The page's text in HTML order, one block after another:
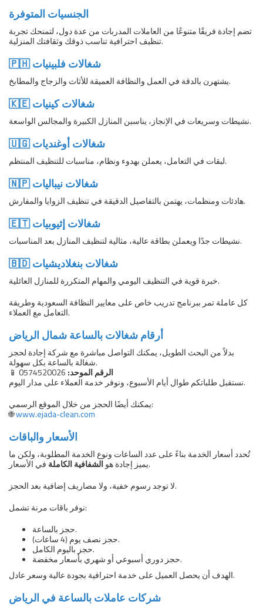
الجنسيات المتوفرة
تضم إجادة فريقًا متنوعًا من العاملات المدربات من عدة دول، لتمنحك تجربة
تنظيف احترافية تناسب ذوقك وثقافتك المنزلية.
🇵🇭 شغالات فلبينيات
يشتهرن بالدقة في العمل والنظافة العميقة للأثاث والزجاج والمطابخ.
🇰🇪 شغالات كينيات
نشيطات وسريعات في الإنجاز، يناسبن المنازل الكبيرة والمجالس الواسعة.
🇺🇬 شغالات أوغنديات
لبقات في التعامل، يعملن بهدوء ونظام، مناسبات للتنظيف المنتظم.
🇳🇵 شغالات نيباليات
هادئات ومنظمات، يهتمن بالتفاصيل الدقيقة في تنظيف الزوايا والمفارش.
🇪🇹 شغالات إثيوبيات
نشيطات جدًا ويعملن بطاقة عالية، مثالية لتنظيف المنازل بعد المناسبات.
🇧🇩 شغالات بنغلاديشيات
خبرة قوية في التنظيف اليومي والمهام المتكررة للمنازل العائلية.
كل عاملة تمر ببرنامج تدريب خاص على معايير النظافة السعودية وطريقة
التعامل مع العملاء.
أرقام شغالات بالساعة شمال الرياض
بدلاً من البحث الطويل، يمكنك التواصل مباشرة مع شركة إجادة لحجز
شغالة بالساعة بكل سهولة.
📱
الرقم الموحد:
نستقبل طلباتكم طوال أيام الأسبوع، ونوفر خدمة العملاء على مدار اليوم.
يمكنك أيضًا الحجز من خلال الموقع الرسمي:
🌐www.ejada-clean.com
الأسعار والباقات
تُحدد أسعار الخدمة بناءً على عدد الساعات ونوع الخدمة المطلوبة، ولكن ما
يميز إجادة هوالشفافية الكاملة
في الأسعار.
لا توجد رسوم خفية، ولا مصاريف إضافية بعد الحجز.
نوفر باقات مرنة تشمل:
حجز بالساعة.
حجز نصف يوم (4 ساعات).
حجز باليوم الكامل.
حجز دوري أسبوعي أو شهري بأسعار مخفضة.
الهدف أن يحصل العميل على خدمة احترافية بجودة عالية وسعر عادل.
شركات عاملات بالساعة في الرياض